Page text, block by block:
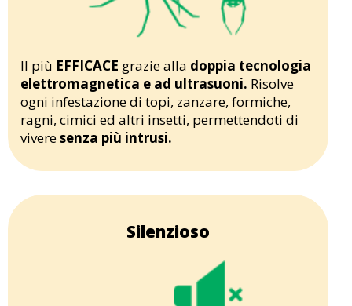
Il più EFFICACE grazie alla doppia tecnologia
elettromagnetica e ad ultrasuoni. Risolve
ogni infestazione di topi, zanzare, formiche,
ragni, cimici ed altri insetti, permettendoti di
viveresenza più intrusi.
Silenzioso